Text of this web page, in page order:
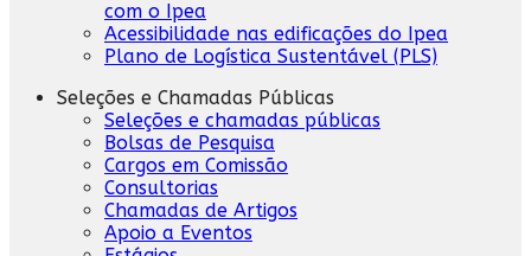
com o Ipea
Acessibilidade nas edificações do Ipea
Plano de Logística Sustentável (PLS)
Seleções e Chamadas Públicas
Seleções e chamadas públicas
Bolsas de Pesquisa
Cargos em Comissão
Consultorias
Chamadas de Artigos
Apoio a Eventos